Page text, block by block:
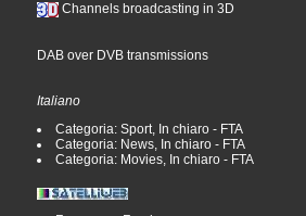
Channels broadcasting in 3D
DAB over DVB transmissions
Italiano
Categoria: Sport, In chiaro - FTA
Categoria: News, In chiaro - FTA
Categoria: Movies, In chiaro - FTA